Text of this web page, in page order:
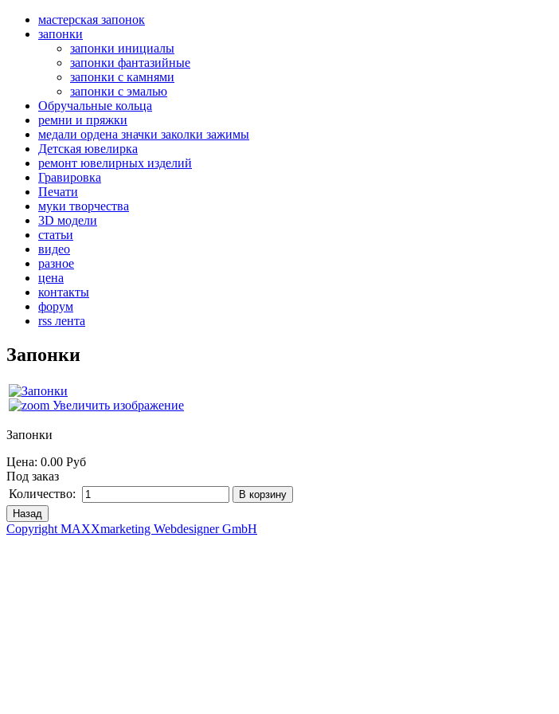
мастерская запонок
запонки
запонки инициалы
запонки фантазийные
запонки с камнями
запонки с эмалью
Обручальные кольца
ремни и пряжки
медали ордена значки заколки зажимы
Детская ювелирка
ремонт ювелирных изделий
Гравировка
Печати
муки творчества
3D модели
статьи
видео
разное
цена
контакты
форум
rss лента
Запонки
Увеличить изображение
Запонки
Цена: 0.00 Руб
Под заказ
Количество:
Copyright MAXXmarketing Webdesigner GmbH